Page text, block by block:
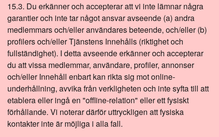
15.3. Du erkänner och accepterar att vi inte lämnar några
garantier och inte tar något ansvar avseende (a) andra
medlemmars och/eller användares beteende, och/eller (b)
profilers och/eller Tjänstens Innehålls (riktighet och
fullständighet). I detta avseende erkänner och accepterar
du att vissa medlemmar, användare, profiler, annonser
och/eller Innehåll enbart kan rikta sig mot online-
underhållning, avvika från verkligheten och inte syfta till att
etablera eller ingå en "offline-relation" eller ett fysiskt
förhållande. Vi noterar därför uttryckligen att fysiska
kontakter inte är möjliga i alla fall.